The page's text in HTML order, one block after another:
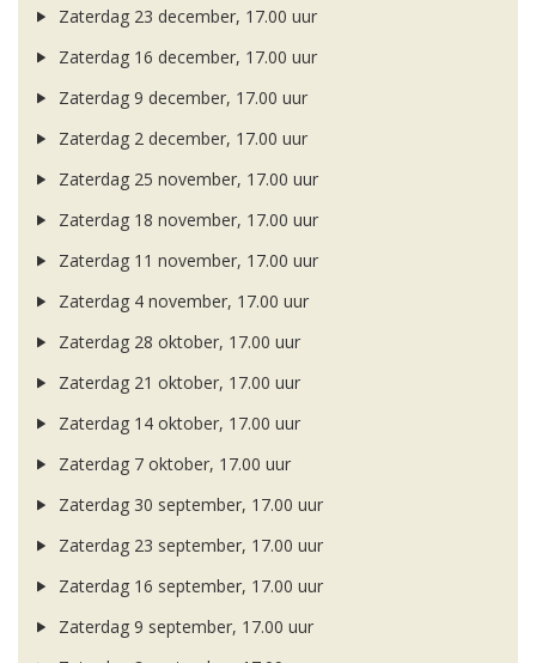
Zaterdag 23 december, 17.00 uur
Zaterdag 16 december, 17.00 uur
Zaterdag 9 december, 17.00 uur
Zaterdag 2 december, 17.00 uur
Zaterdag 25 november, 17.00 uur
Zaterdag 18 november, 17.00 uur
Zaterdag 11 november, 17.00 uur
Zaterdag 4 november, 17.00 uur
Zaterdag 28 oktober, 17.00 uur
Zaterdag 21 oktober, 17.00 uur
Zaterdag 14 oktober, 17.00 uur
Zaterdag 7 oktober, 17.00 uur
Zaterdag 30 september, 17.00 uur
Zaterdag 23 september, 17.00 uur
Zaterdag 16 september, 17.00 uur
Zaterdag 9 september, 17.00 uur